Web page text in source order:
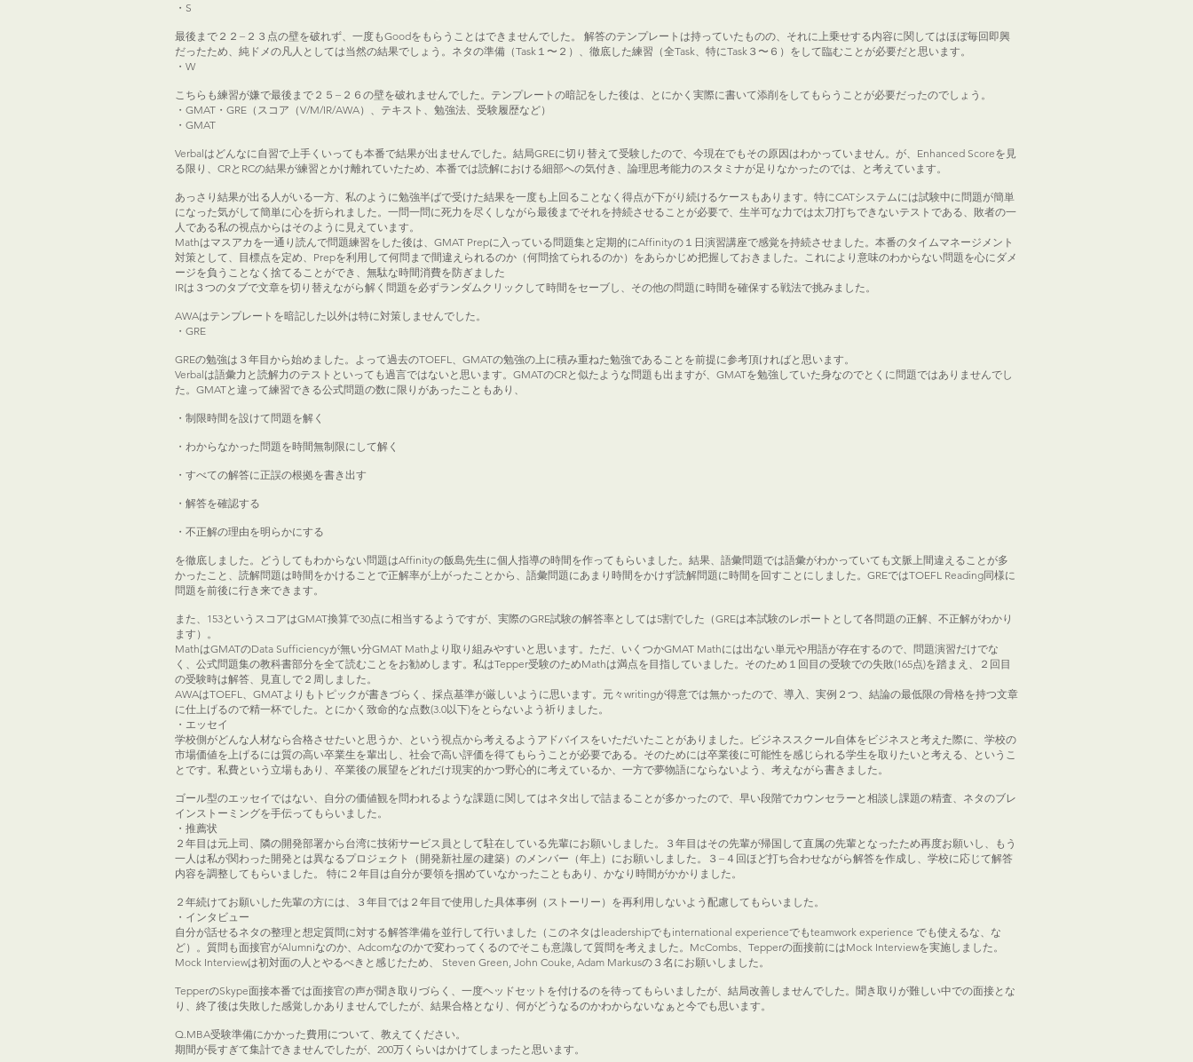
・S
最後まで２２−２３点の壁を破れず、一度もGoodをもらうことはできませんでした。 解答のテンプレートは持っていたものの、それに上乗せする内容に関してはほぼ毎回即興
だったため、純ドメの凡人としては当然の結果でしょう。ネタの準備（Task１〜２）、徹底した練習（全Task、特にTask３〜６）をして臨むことが必要だと思います。
・W
こちらも練習が嫌で最後まで２５−２６の壁を破れませんでした。テンプレートの暗記をした後は、とにかく実際に書いて添削をしてもらうことが必要だったのでしょう。
・GMAT・GRE（スコア（V/M/IR/AWA）、テキスト、勉強法、受験履歴など）
・GMAT
Verbalはどんなに自習で上手くいっても本番で結果が出ませんでした。結局GREに切り替えて受験したので、今現在でもその原因はわかっていません。が、Enhanced Scoreを見
る限り、CRとRCの結果が練習とかけ離れていたため、本番では読解における細部への気付き、論理思考能力のスタミナが足りなかったのでは、と考えています。
あっさり結果が出る人がいる一方、私のように勉強半ばで受けた結果を一度も上回ることなく得点が下がり続けるケースもあります。特にCATシステムには試験中に問題が簡単
になった気がして簡単に心を折られました。一問一問に死力を尽くしながら最後までそれを持続させることが必要で、生半可な力では太刀打ちできないテストである、敗者の一
人である私の視点からはそのように見えています。
Mathはマスアカを一通り読んで問題練習をした後は、GMAT Prepに入っている問題集と定期的にAffinityの１日演習講座で感覚を持続させました。本番のタイムマネージメント
対策として、目標点を定め、Prepを利用して何問まで間違えられるのか（何問捨てられるのか）をあらかじめ把握しておきました。これにより意味のわからない問題を心にダメ
ージを負うことなく捨てることができ、無駄な時間消費を防ぎました
IRは３つのタブで文章を切り替えながら解く問題を必ずランダムクリックして時間をセーブし、その他の問題に時間を確保する戦法で挑みました。
AWAはテンプレートを暗記した以外は特に対策しませんでした。
・GRE
GREの勉強は３年目から始めました。よって過去のTOEFL、GMATの勉強の上に積み重ねた勉強であることを前提に参考頂ければと思います。
Verbalは語彙力と読解力のテストといっても過言ではないと思います。GMATのCRと似たような問題も出ますが、GMATを勉強していた身なのでとくに問題ではありませんでし
た。GMATと違って練習できる公式問題の数に限りがあったこともあり、
・制限時間を設けて問題を解く
・わからなかった問題を時間無制限にして解く
・すべての解答に正誤の根拠を書き出す
・解答を確認する
・不正解の理由を明らかにする
を徹底しました。どうしてもわからない問題はAffinityの飯島先生に個人指導の時間を作ってもらいました。結果、語彙問題では語彙がわかっていても文脈上間違えることが多
かったこと、読解問題は時間をかけることで正解率が上がったことから、語彙問題にあまり時間をかけず読解問題に時間を回すことにしました。GREではTOEFL Reading同様に
問題を前後に行き来できます。
また、153というスコアはGMAT換算で30点に相当するようですが、実際のGRE試験の解答率としては5割でした（GREは本試験のレポートとして各問題の正解、不正解がわかり
ます）。
MathはGMATのData Sufficiencyが無い分GMAT Mathより取り組みやすいと思います。ただ、いくつかGMAT Mathには出ない単元や用語が存在するので、問題演習だけでな
く、公式問題集の教科書部分を全て読むことをお勧めします。私はTepper受験のためMathは満点を目指していました。そのため１回目の受験での失敗(165点)を踏まえ、２回目
の受験時は解答、見直しで２周しました。
AWAはTOEFL、GMATよりもトピックが書きづらく、採点基準が厳しいように思います。元々writingが得意では無かったので、導入、実例２つ、結論の最低限の骨格を持つ文章
に仕上げるので精一杯でした。とにかく致命的な点数(3.0以下)をとらないよう祈りました。
・エッセイ
学校側がどんな人材なら合格させたいと思うか、という視点から考えるようアドバイスをいただいたことがありました。ビジネススクール自体をビジネスと考えた際に、学校の
市場価値を上げるには質の高い卒業生を輩出し、社会で高い評価を得てもらうことが必要である。そのためには卒業後に可能性を感じられる学生を取りたいと考える、というこ
とです。私費という立場もあり、卒業後の展望をどれだけ現実的かつ野心的に考えているか、一方で夢物語にならないよう、考えながら書きました。
ゴール型のエッセイではない、自分の価値観を問われるような課題に関してはネタ出しで詰まることが多かったので、早い段階でカウンセラーと相談し課題の精査、ネタのブレ
インストーミングを手伝ってもらいました。
・推薦状
２年目は元上司、隣の開発部署から台湾に技術サービス員として駐在している先輩にお願いしました。３年目はその先輩が帰国して直属の先輩となったため再度お願いし、もう
一人は私が関わった開発とは異なるプロジェクト（開発新社屋の建築）のメンバー（年上）にお願いしました。３−４回ほど打ち合わせながら解答を作成し、学校に応じて解答
内容を調整してもらいました。 特に２年目は自分が要領を掴めていなかったこともあり、かなり時間がかかりました。
２年続けてお願いした先輩の方には、３年目では２年目で使用した具体事例（ストーリー）を再利用しないよう配慮してもらいました。
・インタビュー
自分が話せるネタの整理と想定質問に対する解答準備を並行して行いました（このネタはleadershipでもinternational experienceでもteamwork experience でも使えるな、な
ど）。質問も面接官がAlumniなのか、Adcomなのかで変わってくるのでそこも意識して質問を考えました。McCombs、Tepperの面接前にはMock Interviewを実施しました。
Mock Interviewは初対面の人とやるべきと感じたため、 Steven Green, John Couke, Adam Markusの３名にお願いしました。
TepperのSkype面接本番では面接官の声が聞き取りづらく、一度ヘッドセットを付けるのを待ってもらいましたが、結局改善しませんでした。聞き取りが難しい中での面接とな
り、終了後は失敗した感覚しかありませんでしたが、結果合格となり、何がどうなるのかわからないなぁと今でも思います。
Q.MBA受験準備にかかった費用について、教えてください。
期間が長すぎて集計できませんでしたが、200万くらいはかけてしまったと思います。